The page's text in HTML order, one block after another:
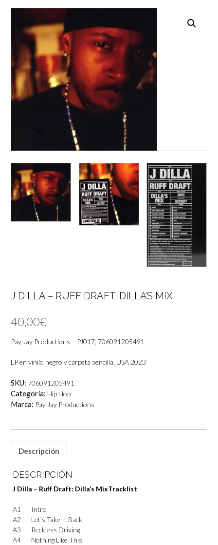
J DILLA – RUFF DRAFT: DILLA’S MIX
40,00€
Pay Jay Productions – PJ017, 706091205491
LP en vinilo negro y carpeta sencilla, USA 2023
SKU: 706091205491
Categoría: Hip Hop
Marca: Pay Jay Productions
Descripción
DESCRIPCIÓN
J Dilla – Ruff Draft: Dilla’s MixTracklist
A1
Intro
A2
Let’s Take It Back
A3
Reckless Driving
A4
Nothing Like This